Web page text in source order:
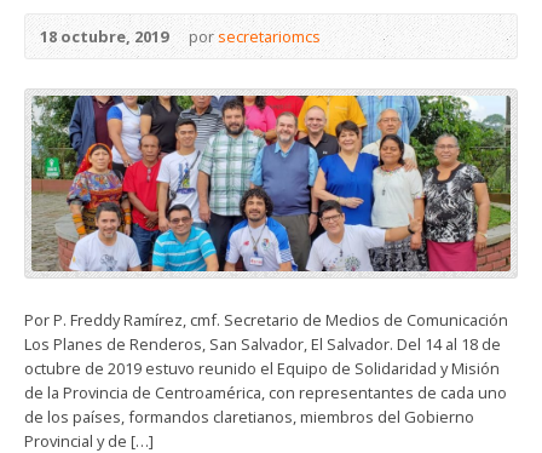
18 octubre, 2019 porsecretariomcs
Por P. Freddy Ramírez, cmf. Secretario de Medios de Comunicación
Los Planes de Renderos, San Salvador, El Salvador. Del 14 al 18 de
octubre de 2019 estuvo reunido el Equipo de Solidaridad y Misión
de la Provincia de Centroamérica, con representantes de cada uno
de los países, formandos claretianos, miembros del Gobierno
Provincial y de […]